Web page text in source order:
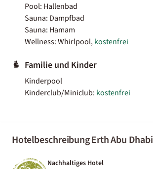
Pool: Hallenbad
Sauna: Dampfbad
Sauna: Hamam
Wellness: Whirlpool,kostenfrei
Familie und Kinder
Kinderpool
Kinderclub/Miniclub: kostenfrei
Hotelbeschreibung Erth Abu Dhabi
Nachhaltiges Hotel